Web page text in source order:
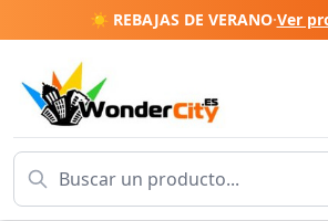
☀️ REBAJAS DE VERANO·Ver